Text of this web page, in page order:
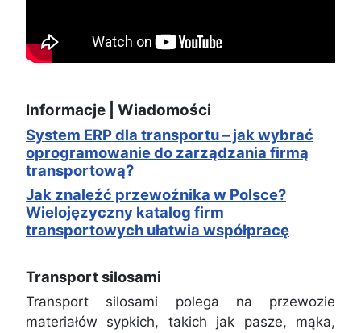
Informacje | Wiadomości
System ERP dla transportu – jak wybrać
oprogramowanie do zarządzania firmą
transportową?
Jak znaleźć przewoźnika w Polsce?
Wielojęzyczny katalog firm
transportowych ułatwia współpracę
Transport silosami
Transport silosami polega na przewozie
materiałów sypkich, takich jak pasze, mąka,